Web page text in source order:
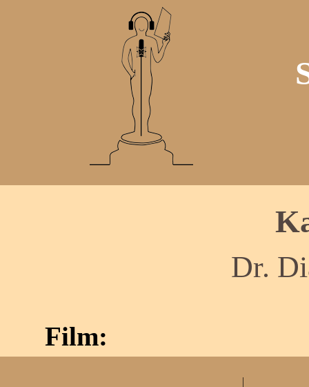
Dr.
Film: